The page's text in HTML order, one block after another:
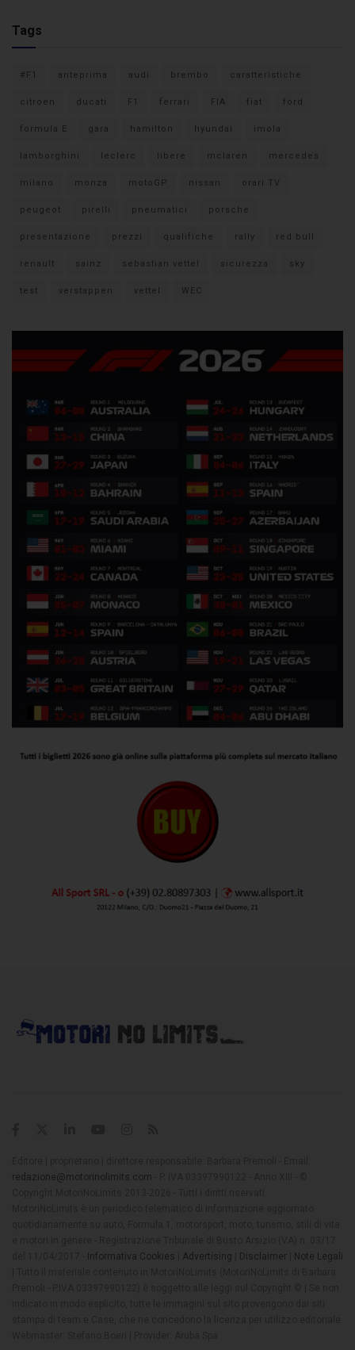
Tags
#F1 anteprima audi brembo caratteristiche
citroen ducati F1 ferrari FIA fiat ford
formula E gara hamilton hyundai imola
lamborghini leclerc libere mclaren mercedes
milano monza motoGP nissan orari TV
peugeot pirelli pneumatici porsche
presentazione prezzi qualifiche rally red bull
renault sainz sebastian vettel sicurezza sky
test verstappen vettel WEC
redazione@motorinolimits.com
Informativa Cookies Advertising Disclaimer
Note Legali